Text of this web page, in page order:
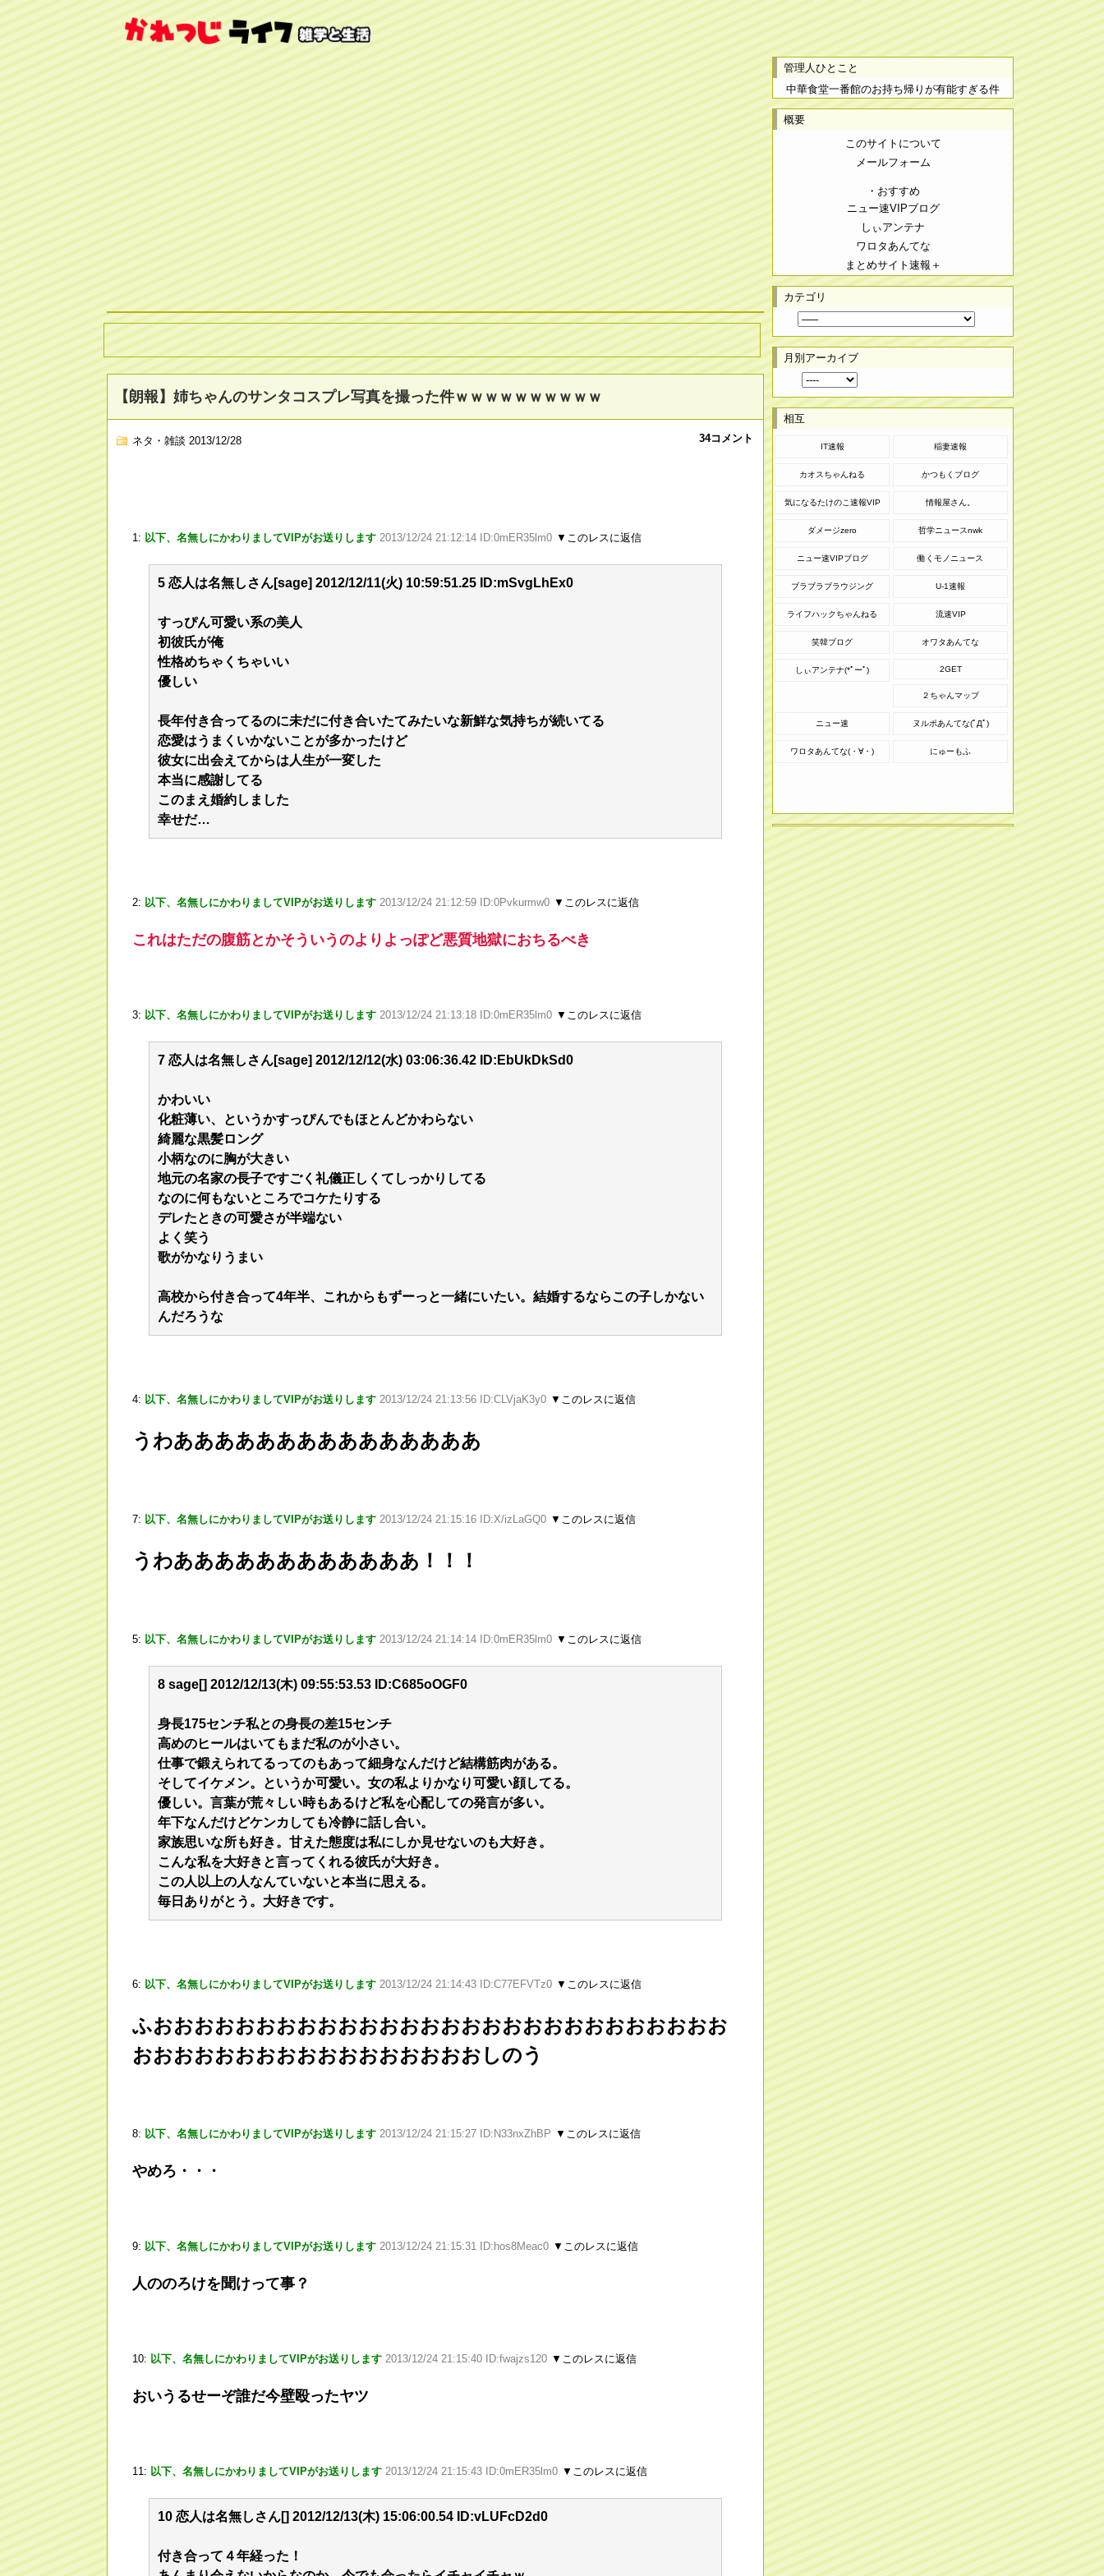
【朗報】姉ちゃんのサンタコスプレ写真を撮った件ｗｗｗｗｗｗｗｗｗｗ
ネタ・雑談 2013/12/28 34コメント
1: 以下、名無しにかわりましてVIPがお送りします 2013/12/24 21:12:14 ID:0mER35lm0 ▼このレスに返信
5 恋人は名無しさん[sage] 2012/12/11(火) 10:59:51.25 ID:mSvgLhEx0
すっぴん可愛い系の美人
初彼氏が俺
性格めちゃくちゃいい
優しい
長年付き合ってるのに未だに付き合いたてみたいな新鮮な気持ちが続いてる
恋愛はうまくいかないことが多かったけど
彼女に出会えてからは人生が一変した
本当に感謝してる
このまえ婚約しました
幸せだ…
2: 以下、名無しにかわりましてVIPがお送りします 2013/12/24 21:12:59 ID:0Pvkurmw0 ▼このレスに返信
これはただの腹筋とかそういうのよりよっぽど悪質地獄におちるべき
3: 以下、名無しにかわりましてVIPがお送りします 2013/12/24 21:13:18 ID:0mER35lm0 ▼このレスに返信
7 恋人は名無しさん[sage] 2012/12/12(水) 03:06:36.42 ID:EbUkDkSd0
かわいい
化粧薄い、というかすっぴんでもほとんどかわらない
綺麗な黒髪ロング
小柄なのに胸が大きい
地元の名家の長子ですごく礼儀正しくてしっかりしてる
なのに何もないところでコケたりする
デレたときの可愛さが半端ない
よく笑う
歌がかなりうまい
高校から付き合って4年半、これからもずーっと一緒にいたい。結婚するならこの子しかない
んだろうな
4: 以下、名無しにかわりましてVIPがお送りします 2013/12/24 21:13:56 ID:CLVjaK3y0 ▼このレスに返信
うわあああああああああああああああ
7: 以下、名無しにかわりましてVIPがお送りします 2013/12/24 21:15:16 ID:X/izLaGQ0 ▼このレスに返信
うわああああああああああああ！！！
5: 以下、名無しにかわりましてVIPがお送りします 2013/12/24 21:14:14 ID:0mER35lm0 ▼このレスに返信
8 sage[] 2012/12/13(木) 09:55:53.53 ID:C685oOGF0
身長175センチ私との身長の差15センチ
高めのヒールはいてもまだ私のが小さい。
仕事で鍛えられてるってのもあって細身なんだけど結構筋肉がある。
そしてイケメン。というか可愛い。女の私よりかなり可愛い顔してる。
優しい。言葉が荒々しい時もあるけど私を心配しての発言が多い。
年下なんだけどケンカしても冷静に話し合い。
家族思いな所も好き。甘えた態度は私にしか見せないのも大好き。
こんな私を大好きと言ってくれる彼氏が大好き。
この人以上の人なんていないと本当に思える。
毎日ありがとう。大好きです。
6: 以下、名無しにかわりましてVIPがお送りします 2013/12/24 21:14:43 ID:C77EFVTz0 ▼このレスに返信
ふおおおおおおおおおおおおおおおおおおおおおおおおおおおお
おおおおおおおおおおおおおおおおおしのう
8: 以下、名無しにかわりましてVIPがお送りします 2013/12/24 21:15:27 ID:N33nxZhBP ▼このレスに返信
やめろ・・・
9: 以下、名無しにかわりましてVIPがお送りします 2013/12/24 21:15:31 ID:hos8Meac0 ▼このレスに返信
人ののろけを聞けって事？
10: 以下、名無しにかわりましてVIPがお送りします 2013/12/24 21:15:40 ID:fwajzs120 ▼このレスに返信
おいうるせーぞ誰だ今壁殴ったヤツ
11: 以下、名無しにかわりましてVIPがお送りします 2013/12/24 21:15:43 ID:0mER35lm0 ▼このレスに返信
10 恋人は名無しさん[] 2012/12/13(木) 15:06:00.54 ID:vLUFcD2d0
付き合って４年経った！
管理人ひとこと
中華食堂一番館のお持ち帰りが有能すぎる件
概要
このサイトについて
メールフォーム
・おすすめ
ニュー速VIPブログ
しぃアンテナ
ワロタあんてな
まとめサイト速報＋
カテゴリ
月別アーカイブ
相互
IT速報 稲妻速報
カオスちゃんねる かつもくブログ
気になるたけのこ速報VIP 情報屋さん。
ダメージzero 哲学ニュースnwk
ニュー速VIPブログ 働くモノニュース
ブラブラブラウジング U-1速報
ライフハックちゃんねる 流速VIP
笑韓ブログ オワタあんてな
しぃアンテナ(*ﾟーﾟ) 2GET
２ちゃんマップ
ニュー速 ヌルポあんてな(ﾟДﾟ)
ワロタあんてな(・∀・) にゅーもふ